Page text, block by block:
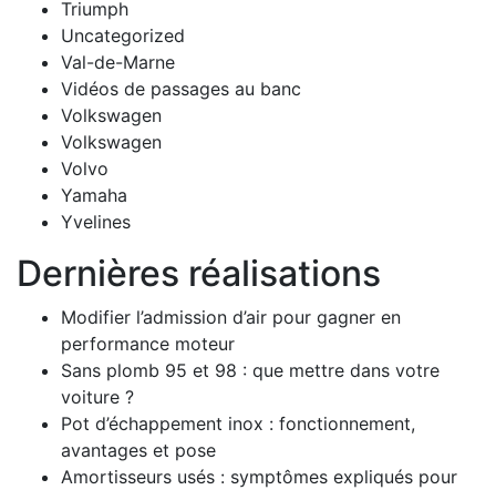
Triumph
Uncategorized
Val-de-Marne
Vidéos de passages au banc
Volkswagen
Volkswagen
Volvo
Yamaha
Yvelines
Dernières réalisations
Modifier l’admission d’air pour gagner en
performance moteur
Sans plomb 95 et 98 : que mettre dans votre
voiture ?
Pot d’échappement inox : fonctionnement,
avantages et pose
Amortisseurs usés : symptômes expliqués pour